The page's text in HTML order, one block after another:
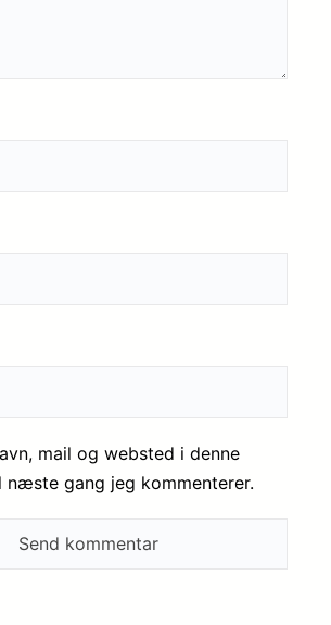
mail og websted i denne
næste gang jeg kommenterer.